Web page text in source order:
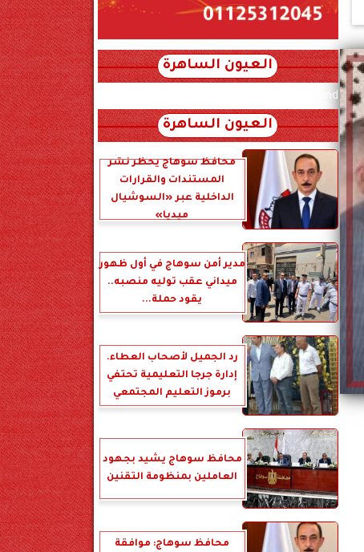
العيون الساهرة
xml_json/rss/~12.xml x0n not found
العيون الساهرة
محافظ سوهاج يحظر نشر
المستندات والقرارات
الداخلية عبر «السوشيال
ميديا»
مدير أمن سوهاج في أول ظهور
ميداني عقب توليه منصبه..
يقود حملة...
رد الجميل لأصحاب العطاء.
إدارة جرجا التعليمية تحتفي
برموز التعليم المجتمعي
محافظ سوهاج يشيد بجهود
العاملين بمنظومة التقنين
محافظ سوهاج: موافقة